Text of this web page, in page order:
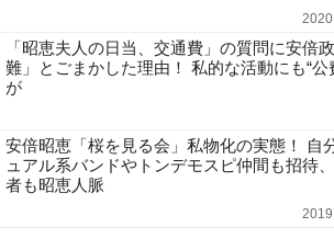
「昭恵夫人の日当、交通費」の質問に安倍
難」とごまかした理由！ 私的な活動にも“公
が
安倍昭恵「桜を見る会」私物化の実態！ 自
ュアル系バンドやトンデモスピ仲間も招待
者も昭恵人脈